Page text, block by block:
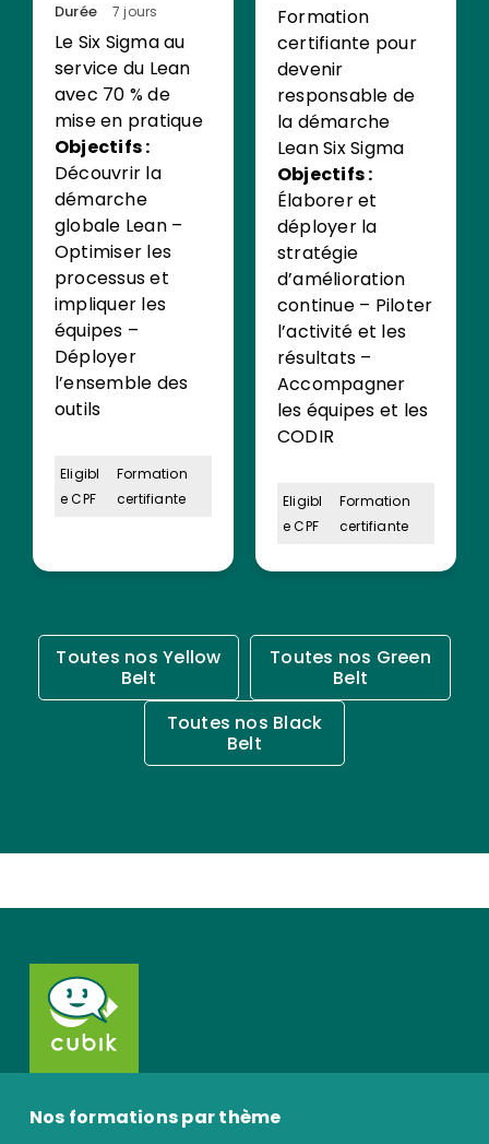
Durée 7 jours
Le Six Sigma au
service du Lean
avec 70 % de
mise en pratique
Objectifs :
Découvrir la
démarche
globale Lean –
Optimiser les
processus et
impliquer les
équipes –
Déployer
l’ensemble des
outils
Eligibl
e CPF
Formation
certifiante
Formation
certifiante pour
devenir
responsable de
la démarche
Lean Six Sigma
Objectifs :
Élaborer et
déployer la
stratégie
d’amélioration
continue – Piloter
l’activité et les
résultats –
Accompagner
les équipes et les
CODIR
Eligibl
e CPF
Formation
certifiante
Toutes nos Yellow
Belt
Toutes nos Green
Belt
Toutes nos Black
Belt
Nos formations par thème